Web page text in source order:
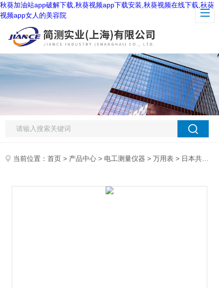
秋葵加油站app破解下载,秋葵视频app下载安装,秋葵视频在线下载,秋葵
视频app女人的美容院
当前位置：首页 > 产品中心 > 电工测量仪器 >万用表 > 日本共立万用表2012R